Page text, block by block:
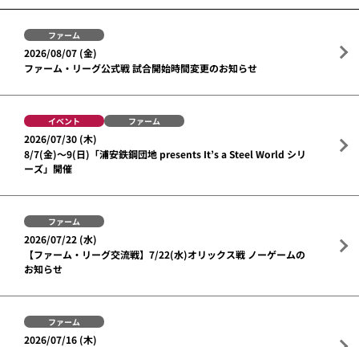
ファーム
2026/08/07 (金)
ファーム・リーグ公式戦 試合開始時間変更のお知らせ
イベント ファーム
2026/07/30 (木)
8/7(金)～9(日)「浦安鉄鋼団地 presents It’s a Steel World シリ
ーズ」開催
ファーム
2026/07/22 (水)
【ファーム・リーグ交流戦】7/22(水)オリックス戦 ノーゲームの
お知らせ
ファーム
2026/07/16 (木)